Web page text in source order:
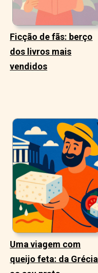
Ficção de fãs: berço
dos livros mais
vendidos
Uma viagem com
queijo feta: da Grécia